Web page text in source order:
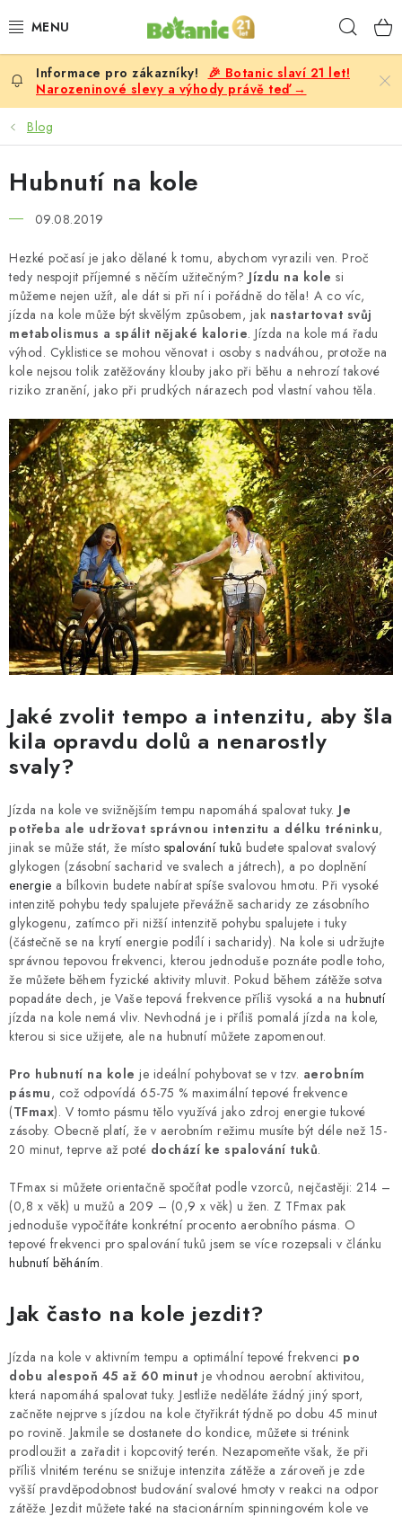
na
PREMIUM
DOPLŇKY STRAVY
CÍLE
POTRAVINY, NÁPOJE
SLEVY, AKCE
BESTSELLERY
ŽENY
OSTATNÍ
DOVOLENÁ
Doprava a platba Recenze
Věrnostní program
Proč Botanic?
Kontakty
🎉 Botanic slaví 21 let!
Narozeninové slevy a výhody právě teď →
Blog
Hubnutí na kole
09.08.2019
Hezké počasí je jako dělané k tomu, abychom vyrazili ven. Proč
tedy nespojit příjemné s něčím užitečným? Jízdu na kole si
můžeme nejen užít, ale dát si při ní i pořádně do těla! A co víc,
jízda na kole může být skvělým způsobem, jak nastartovat svůj
metabolismus a spálit nějaké kalorie. Jízda na kole má řadu
výhod. Cyklistice se mohou věnovat i osoby s nadváhou, protože na
kole nejsou tolik zatěžovány klouby jako při běhu a nehrozí takové
riziko zranění, jako při prudkých nárazech pod vlastní vahou těla.
Jaké zvolit tempo a intenzitu, aby šla
kila opravdu dolů a nenarostly
svaly?
Jízda na kole ve svižnějším tempu napomáhá spalovat tuky. Je
potřeba ale udržovat správnou intenzitu a délku tréninku,
jinak se může stát, že místo spalování tuků budete spalovat svalový
glykogen (zásobní sacharid ve svalech a játrech), a po doplnění
energie a bílkovin budete nabírat spíše svalovou hmotu. Při vysoké
intenzitě pohybu tedy spalujete převážně sacharidy ze zásobního
glykogenu, zatímco při nižší intenzitě pohybu spalujete i tuky
(částečně se na krytí energie podílí i sacharidy). Na kole si udržujte
správnou tepovou frekvenci, kterou jednoduše poznáte podle toho,
že můžete během fyzické aktivity mluvit. Pokud během zátěže sotva
popadáte dech, je Vaše tepová frekvence příliš vysoká a na hubnutí
jízda na kole nemá vliv. Nevhodná je i příliš pomalá jízda na kole,
kterou si sice užijete, ale na hubnutí můžete zapomenout.
Pro hubnutí na kole je ideální pohybovat se v tzv. aerobním
pásmu, což odpovídá 65-75 % maximální tepové frekvence
(TFmax). V tomto pásmu tělo využívá jako zdroj energie tukové
zásoby. Obecně platí, že v aerobním režimu musíte být déle než 15-
20 minut, teprve až poté dochází ke spalování tuků.
TFmax si můžete orientačně spočítat podle vzorců, nejčastěji: 214 –
(0,8 x věk) u mužů a 209 – (0,9 x věk) u žen. Z TFmax pak
jednoduše vypočítáte konkrétní procento aerobního pásma. O
tepové frekvenci pro spalování tuků jsem se více rozepsali v článku
hubnutí běháním.
Jak často na kole jezdit?
Jízda na kole v aktivním tempu a optimální tepové frekvenci po
dobu alespoň 45 až 60 minut je vhodnou aerobní aktivitou,
která napomáhá spalovat tuky. Jestliže neděláte žádný jiný sport,
začněte nejprve s jízdou na kole čtyřikrát týdně po dobu 45 minut
po rovině. Jakmile se dostanete do kondice, můžete si trénink
prodloužit a zařadit i kopcovitý terén. Nezapomeňte však, že při
příliš vlnitém terénu se snižuje intenzita zátěže a zároveň je zde
vyšší pravděpodobnost budování svalové hmoty v reakci na odpor
zátěže. Jezdit můžete také na stacionárním spinningovém kole ve